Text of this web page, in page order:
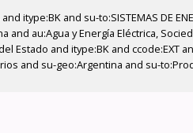
itype:BK and su-to:SISTEMAS DE
au:Agua y Energía Eléctrica,
Estado and itype:BK and ccode:EXT
and su-geo:Argentina and su-